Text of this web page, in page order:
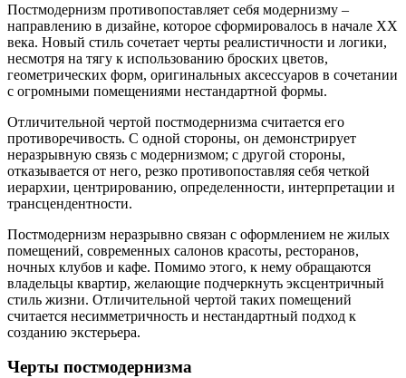
Постмодернизм противопоставляет себя модернизму –
направлению в дизайне, которое сформировалось в начале ХХ
века. Новый стиль сочетает черты реалистичности и логики,
несмотря на тягу к использованию броских цветов,
геометрических форм, оригинальных аксессуаров в сочетании
с огромными помещениями нестандартной формы.
Отличительной чертой постмодернизма считается его
противоречивость. С одной стороны, он демонстрирует
неразрывную связь с модернизмом; с другой стороны,
отказывается от него, резко противопоставляя себя четкой
иерархии, центрированию, определенности, интерпретации и
трансцендентности.
Постмодернизм неразрывно связан с оформлением не жилых
помещений, современных салонов красоты, ресторанов,
ночных клубов и кафе. Помимо этого, к нему обращаются
владельцы квартир, желающие подчеркнуть эксцентричный
стиль жизни. Отличительной чертой таких помещений
считается несимметричность и нестандартный подход к
созданию экстерьера.
Черты постмодернизма